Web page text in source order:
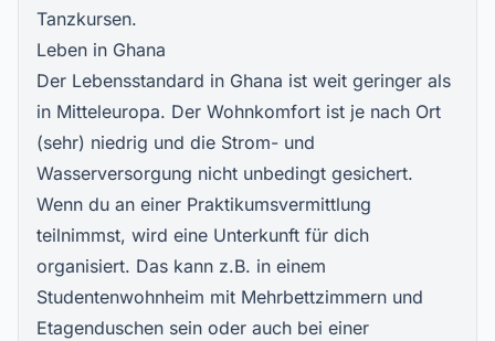
Tanzkursen.
Leben in Ghana
Der Lebensstandard in Ghana ist weit geringer als
in Mitteleuropa. Der Wohnkomfort ist je nach Ort
(sehr) niedrig und die Strom- und
Wasserversorgung nicht unbedingt gesichert.
Wenn du an einer Praktikumsvermittlung
teilnimmst, wird eine Unterkunft für dich
organisiert. Das kann z.B. in einem
Studentenwohnheim mit Mehrbettzimmern und
Etagenduschen sein oder auch bei einer